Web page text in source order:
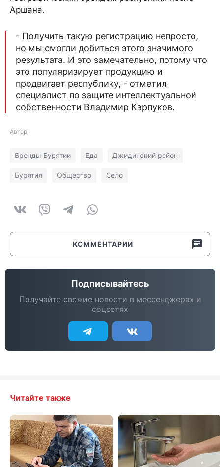
Аршана.
- Получить такую регистрацию непросто,
но мы смогли добиться этого значимого
результата. И это замечательно, потому что
это популяризирует продукцию и
продвигает республику, - отметил
специалист по защите интеллектуальной
собственности Владимир Карпуков.
Автор:
Бренды Бурятии Еда Джидинский район
Бурятия Общество Село
КОММЕНТАРИИ
Подписывайтесь
Получайте свежие новости в мессенджерах и
соцсетях
Читайте также